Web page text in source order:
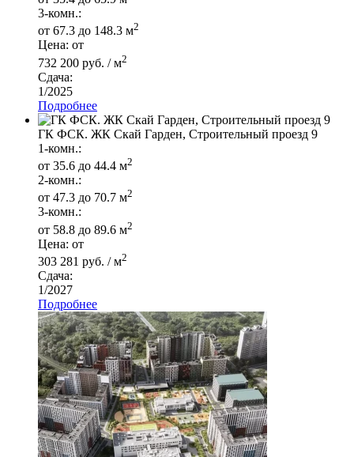
3-комн.:
от 67.3 до 148.3 м2
Цена: от
732 200 руб. / м2
Сдача:
1/2025
Подробнее
ГК ФСК. ЖК Скай Гарден, Строительный проезд 9
1-комн.:
от 35.6 до 44.4 м2
2-комн.:
от 47.3 до 70.7 м2
3-комн.:
от 58.8 до 89.6 м2
Цена: от
303 281 руб. / м2
Сдача:
1/2027
Подробнее